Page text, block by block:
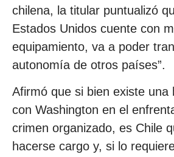
chilena, la titular puntualizó
Estados Unidos cuente con
equipamiento, va a poder
autonomía de otros países”.
Afirmó que si bien existe una
con Washington en el
crimen organizado, es Chile
hacerse cargo y, si lo